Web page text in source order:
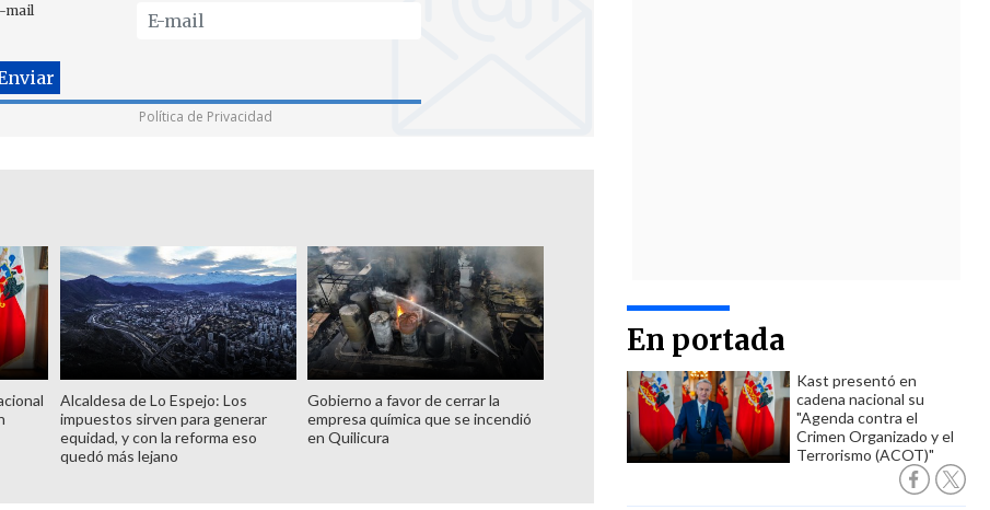
En portada
Kast presentó en
cadena nacional su
"Agenda contra el
Crimen Organizado y el
Terrorismo (ACOT)"
mail
Política de Privacidad
Alcaldesa de Lo Espejo: Los
impuestos sirven para generar
equidad, y con la reforma eso
quedó más lejano
Gobierno a favor de cerrar la
empresa química que se incendió
en Quilicura